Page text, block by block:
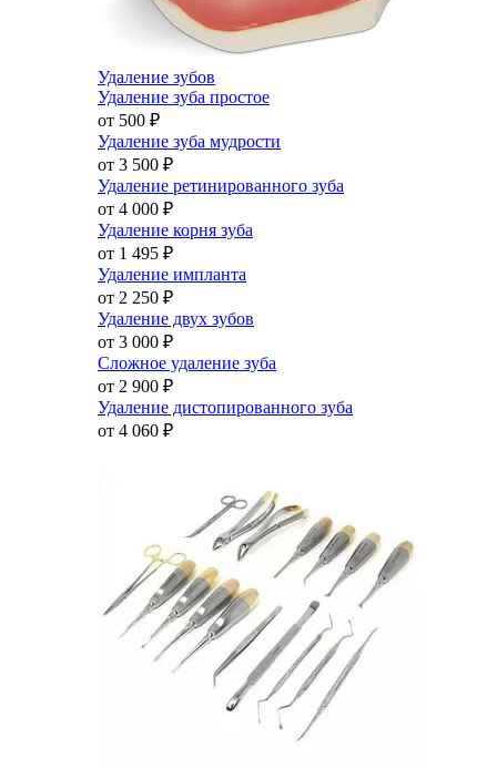
Удаление зубов
Удаление зуба простое
от 500 ₽
Удаление зуба мудрости
от 3 500 ₽
Удаление ретинированного зуба
от 4 000 ₽
Удаление корня зуба
от 1 495 ₽
Удаление импланта
от 2 250 ₽
Удаление двух зубов
от 3 000 ₽
Сложное удаление зуба
от 2 900 ₽
Удаление дистопированного зуба
от 4 060 ₽